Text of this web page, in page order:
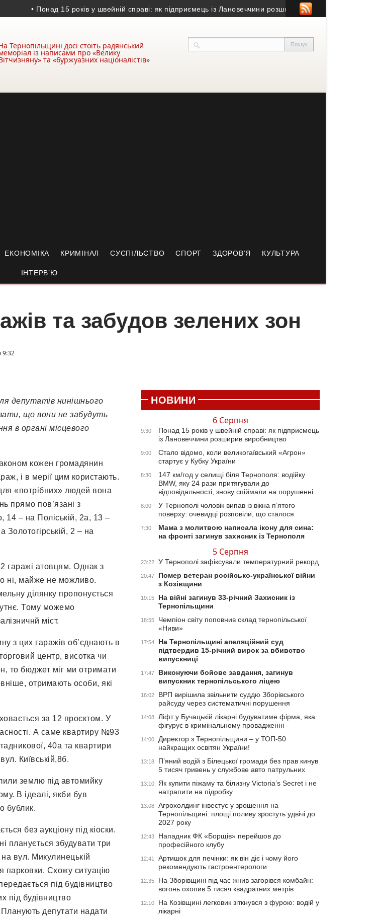
• Понад 15 років у швейній справі: як підприємець із Лановеччини розширив виробництво
Тернопільщині досі стоїть радянський
із написами про «Велику
та «буржуазних націоналістів»
ЕКОНОМІКА КРИМІНАЛ СУСПІЛЬСТВО СПОРТ ЗДОРОВ’Я КУЛЬТУРА
ІНТЕРВ’Ю
та забудов зелених зон
9:32
депутатів нинішнього
що вони не забудуть
в органі місцевого
кожен громадянин
і в мерії цим користають.
«потрібних» людей вона
прямо пов’язані з
14 – на Поліській, 2а, 13 –
Золотогірській, 2 – на
гаражі атовцям. Однак з
ні, майже не можливо.
ділянку пропонується
Тому можемо
міст.
з цих гаражів об’єднають в
центр, висотка чи
то бюджет міг ми отримати
отримають особи, які
за 12 проєктом. У
А саме квартиру №93
40а та квартири
Київській,8б.
землю під автомийку
В ідеалі, якби був
бублик.
без аукціону під кіоски.
планується збудувати три
вул. Микулинецькій
парковки. Схожу ситуацію
під будівництво
під будівництво
депутати надати
НОВИНИ
6 Серпня
9:30
Понад 15 років у швейній справі: як підприємець
із Лановеччини розширив виробництво
9:00
Стало відомо, коли великогаївський «Агрон»
стартує у Кубку України
8:30
147 км/год у селищі біля Тернополя: водійку
BMW, яку 24 рази притягували до
відповідальності, знову спіймали на порушенні
8:00
У Тернополі чоловік випав із вікна п’ятого
поверху: очевидці розповіли, що сталося
7:30
Мама з молитвою написала ікону для сина:
на фронті загинув захисник із Тернополя
5 Серпня
23:22 У Тернополі зафіксували температурний рекорд
20:47
Помер ветеран російсько-української війни
з Козівщини
19:15
На війні загинув 33-річний Захисник із
Тернопільщини
18:55
Чемпіон світу поповнив склад тернопільської
«Ниви»
17:54
На Тернопільщині апеляційний суд
підтвердив 15-річний вирок за вбивство
випускниці
17:47
Виконуючи бойове завдання, загинув
випускник тернопільського ліцею
16:02
ВРП вирішила звільнити суддю Зборівського
райсуду через систематичні порушення
14:08
Ліфт у Бучацькій лікарні будуватиме фірма, яка
фігурує в кримінальному провадженні
14:00
Директор з Тернопільщини – у ТОП-50
найкращих освітян України!
13:18
П’яний водій з Білецької громади без прав кинув
5 тисяч гривень у службове авто патрульних
13:10
Як купити піжаму та білизну Victoria’s Secret і не
натрапити на підробку
13:08
Агрохолдинг інвестує у зрошення на
Тернопільщині: площі поливу зростуть удвічі до
2027 року
12:43
Нападник ФК «Борщів» перейшов до
професійного клубу
12:41
Артишок для печінки: як він діє і чому його
рекомендують гастроентерологи
12:35
На Зборівщині під час жнив загорівся комбайн:
вогонь охопив 5 тисяч квадратних метрів
12:10
На Козівщині легковик зіткнувся з фурою: водій у
лікарні